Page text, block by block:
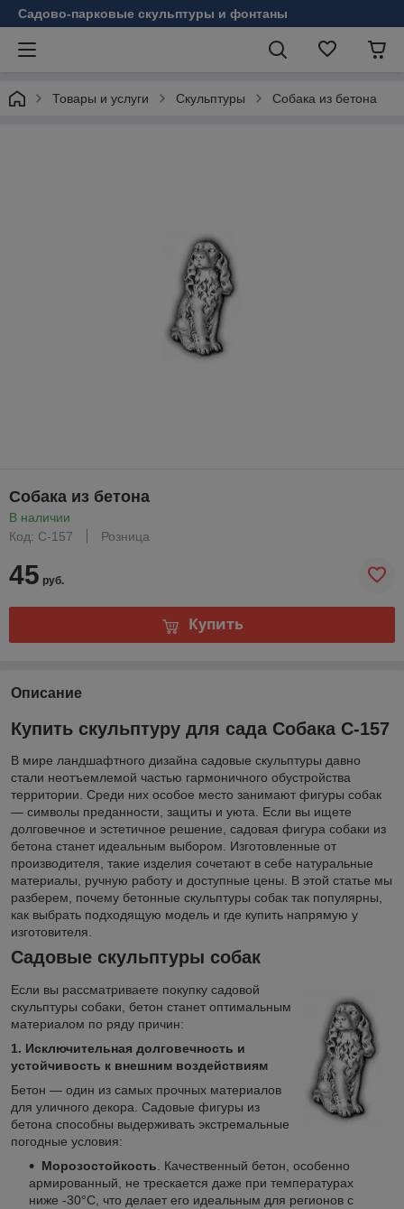
Садово-парковые скульптуры и фонтаны
Товары и услуги Скульптуры Собака из бетона
Собака из бетона
В наличии
Код: С-157
Розница
45 руб.
Купить
Описание
Купить скульптуру для сада Собака С-157
В мире ландшафтного дизайна садовые скульптуры давно
стали неотъемлемой частью гармоничного обустройства
территории. Среди них особое место занимают фигуры собак
— символы преданности, защиты и уюта. Если вы ищете
долговечное и эстетичное решение, садовая фигура собаки из
бетона станет идеальным выбором. Изготовленные от
производителя, такие изделия сочетают в себе натуральные
материалы, ручную работу и доступные цены. В этой статье мы
разберем, почему бетонные скульптуры собак так популярны,
как выбрать подходящую модель и где купить напрямую у
изготовителя.
Садовые скульптуры собак
Если вы рассматриваете покупку садовой
скульптуры собаки, бетон станет оптимальным
материалом по ряду причин:
1. Исключительная долговечность и
устойчивость к внешним воздействиям
Бетон — один из самых прочных материалов
для уличного декора. Садовые фигуры из
бетона способны выдерживать экстремальные
погодные условия:
Морозостойкость . Качественный бетон, особенно
армированный, не трескается даже при температурах
ниже -30°C, что делает его идеальным для регионов с